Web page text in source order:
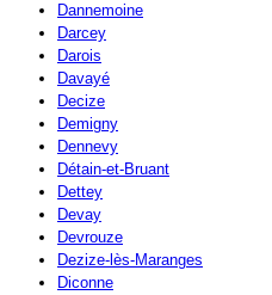
Dannemoine
Darcey
Darois
Davayé
Decize
Demigny
Dennevy
Détain-et-Bruant
Dettey
Devay
Devrouze
Dezize-lès-Maranges
Diconne